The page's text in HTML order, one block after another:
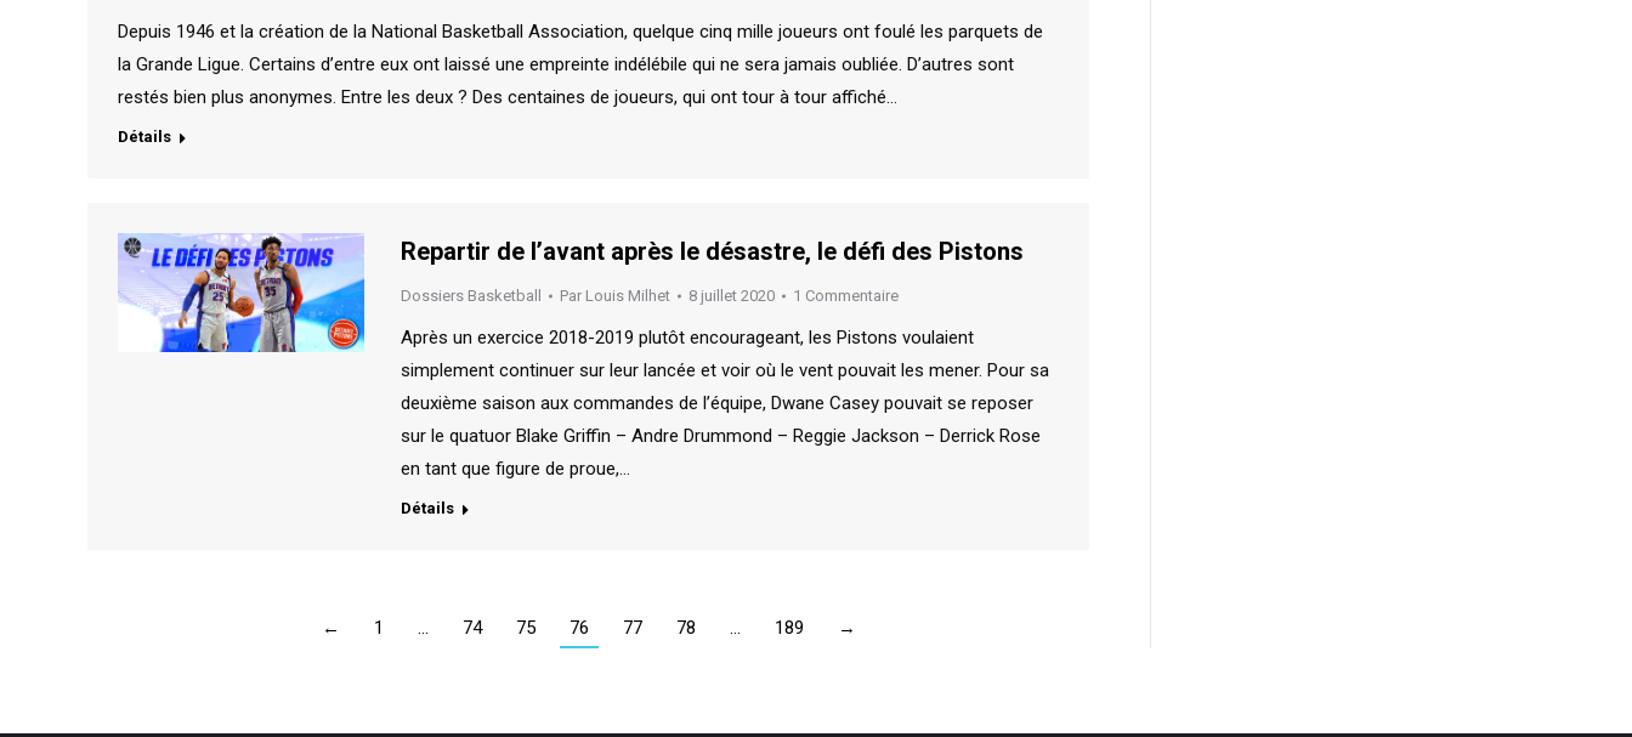
Depuis 1946 et la création de la National Basketball Association, quelque cinq mille joueurs ont foulé les parquets de
la Grande Ligue. Certains d’entre eux ont laissé une empreinte indélébile qui ne sera jamais oubliée. D’autres sont
restés bien plus anonymes. Entre les deux ? Des centaines de joueurs, qui ont tour à tour affiché…
Détails
Repartir de l’avant après le désastre, le défi des Pistons
Dossiers Basketball Par Louis Milhet 8 juillet 2020 1 Commentaire
Après un exercice 2018-2019 plutôt encourageant, les Pistons voulaient
simplement continuer sur leur lancée et voir où le vent pouvait les mener. Pour sa
deuxième saison aux commandes de l’équipe, Dwane Casey pouvait se reposer
sur le quatuor Blake Griffin – Andre Drummond – Reggie Jackson – Derrick Rose
en tant que figure de proue,…
Détails
← 1 … 74 75 76 77 78 … 189 →